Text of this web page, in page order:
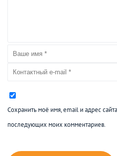
Сохранить моё имя, email и адрес
последующих моих комментариев.